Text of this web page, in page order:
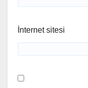
İnternet sitesi